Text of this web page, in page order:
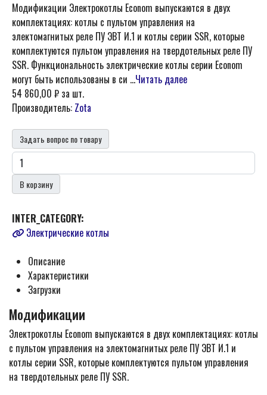
Модификации Электрокотлы Econom выпускаются в двух
комплектациях: котлы c пультом управления на
электомагнитых реле ПУ ЭВТ И.1 и котлы серии SSR, которые
комплектуются пультом управления на твердотельных реле ПУ
SSR. Функциональность электрические котлы серии Econom
могут быть использованы в си ...Читать далее
54 860,00 ₽ за шт.
Производитель: Zota
Задать вопрос по товару
В корзину
INTER_CATEGORY:
Электрические котлы
Описание
Характеристики
Загрузки
Модификации
Электрокотлы Econom выпускаются в двух комплектациях: котлы
c пультом управления на электомагнитых реле ПУ ЭВТ И.1 и
котлы серии SSR, которые комплектуются пультом управления
на твердотельных реле ПУ SSR.